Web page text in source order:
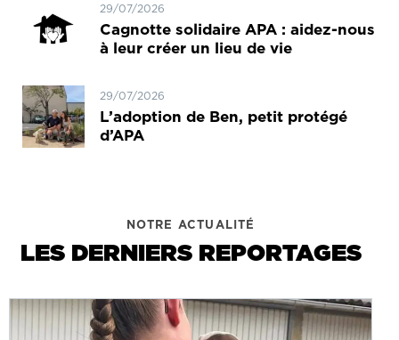
29/07/2026
Cagnotte solidaire APA : aidez-nous
à leur créer un lieu de vie
29/07/2026
L’adoption de Ben, petit protégé
d’APA
NOTRE ACTUALITÉ
LES DERNIERS REPORTAGES